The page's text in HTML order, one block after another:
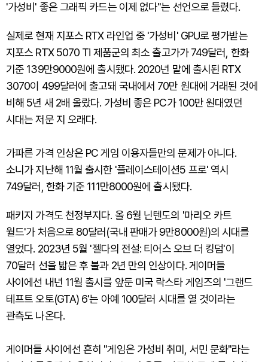
'가성비' 좋은 그래픽 카드는 이제 없다"는 선언으로 들렸다.
실제로 현재 지포스 RTX 라인업 중 '가성비' GPU로 평가받는
지포스 RTX 5070 Ti 제품군의 최소 출고가가 749달러, 한화
기준 139만9000원에 출시됐다. 2020년 말에 출시된 RTX
3070이 499달러에 출고돼 국내에서 70만 원대에 거래된 것에
비해 5년 새 2배 올랐다. 가성비 좋은 PC가 100만 원대였던
시대는 저문 지 오래다.
가파른 가격 인상은 PC 게임 이용자들만의 문제가 아니다.
소니가 지난해 11월 출시한 '플레이스테이션5 프로' 역시
749달러, 한화 기준 111만8000원에 출시됐다.
패키지 가격도 천정부지다. 올 6월 닌텐도의 '마리오 카트
월드'가 처음으로 80달러(국내 판매가 9만8000원)의 시대를
열었다. 2023년 5월 '젤다의 전설: 티어스 오브 더 킹덤'이
70달러 선을 밟은 후 불과 2년 만의 인상이다. 게이머들
사이에선 내년 11월 출시를 앞둔 미국 락스타 게임즈의 '그랜드
테프트 오토(GTA) 6'는 아예 100달러 시대를 열 것이라는
관측도 나온다.
게이머들 사이에선 흔히 "게임은 가성비 취미, 서민 문화"라는